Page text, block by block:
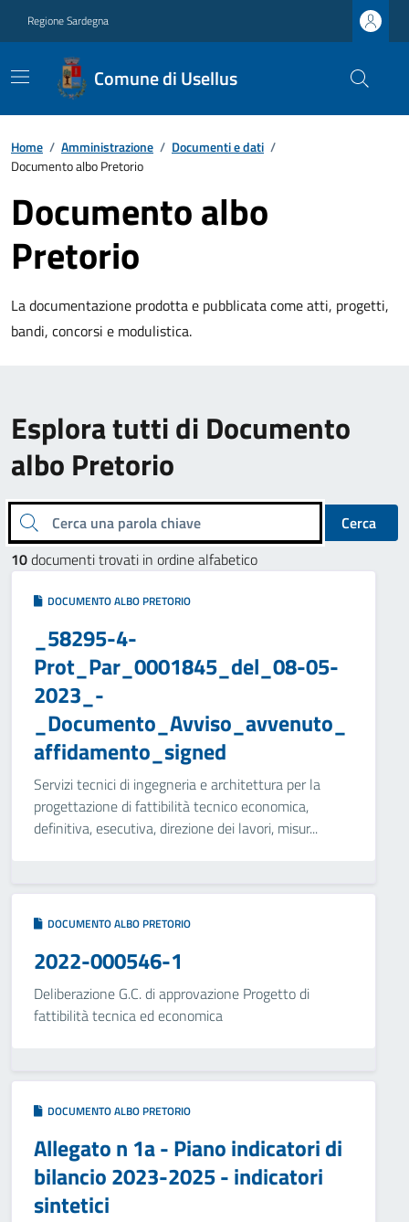
Regione Sardegna
Comune di Usellus
Home / Amministrazione / Documenti e dati /
Documento albo Pretorio
Documento albo
Pretorio
La documentazione prodotta e pubblicata come atti, progetti,
bandi, concorsi e modulistica.
Esplora tutti di Documento
albo Pretorio
Cerca una parola chiave
Cerca
10documenti trovati in ordine alfabetico
DOCUMENTO ALBO PRETORIO
_58295-4-
Prot_Par_0001845_del_08-05-
2023_-
_Documento_Avviso_avvenuto_
affidamento_signed
Servizi tecnici di ingegneria e architettura per la
progettazione di fattibilità tecnico economica,
definitiva, esecutiva, direzione dei lavori, misur...
DOCUMENTO ALBO PRETORIO
2022-000546-1
Deliberazione G.C. di approvazione Progetto di
fattibilità tecnica ed economica
DOCUMENTO ALBO PRETORIO
Allegato n 1a - Piano indicatori di
bilancio 2023-2025 - indicatori
sintetici